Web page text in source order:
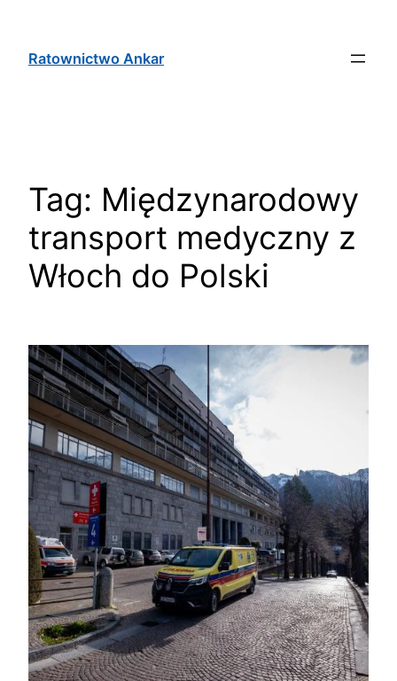
Ratownictwo Ankar
Tag: Międzynarodowy
transport medyczny z
Włoch do Polski